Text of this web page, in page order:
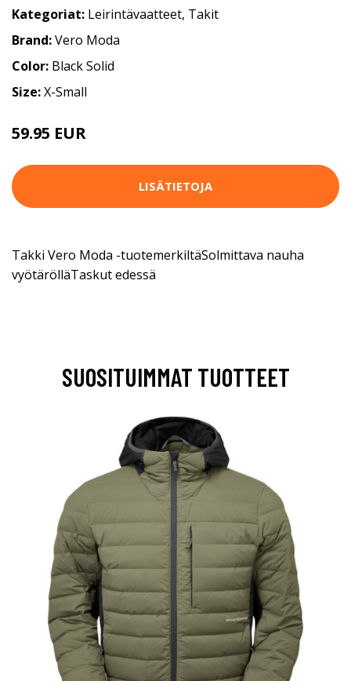
Kategoriat: Leirintävaatteet, Takit
Brand:Vero Moda
Color: Black Solid
Size:X-Small
59.95 EUR
LISÄTIETOJA
Takki Vero Moda -tuotemerkiltäSolmittava nauha
vyötärölläTaskut edessä
SUOSITUIMMAT TUOTTEET